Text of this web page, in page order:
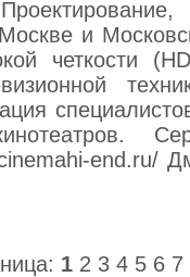
и
четкости
end.ru/
1 2 3 4 5 6 7